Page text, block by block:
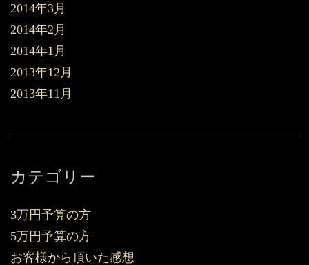
2014年3月
2014年2月
2014年1月
2013年12月
2013年11月
カテゴリー
3万円予算の方
5万円予算の方
お客様から頂いた感想